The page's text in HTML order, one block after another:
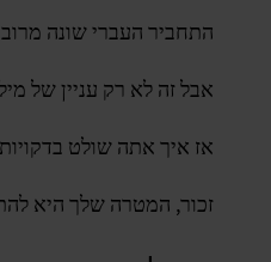
התחביר העברי שונה
אבל זה לא רק עניין של
אז איך אתה שולט
זכור, המטרה שלך היא